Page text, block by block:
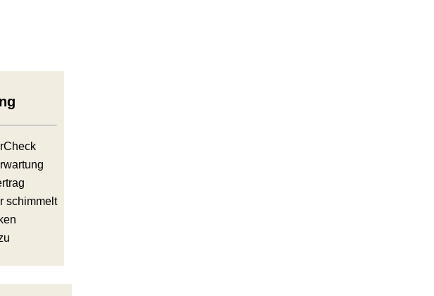
schimmelt